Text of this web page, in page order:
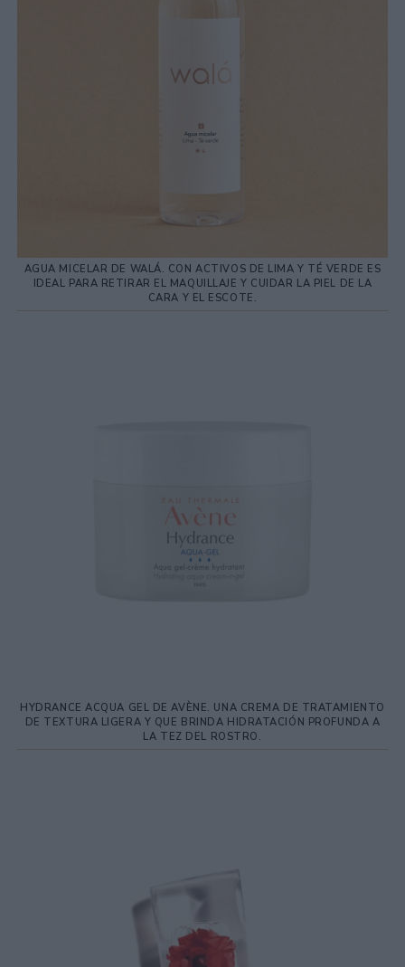
AGUA MICELAR DE WALÁ. CON ACTIVOS DE LIMA Y TÉ VERDE ES
IDEAL PARA RETIRAR EL MAQUILLAJE Y CUIDAR LA PIEL DE LA
CARA Y EL ESCOTE.
HYDRANCE ACQUA GEL DE AVÈNE. UNA CREMA DE TRATAMIENTO
DE TEXTURA LIGERA Y QUE BRINDA HIDRATACIÓN PROFUNDA A
LA TEZ DEL ROSTRO.